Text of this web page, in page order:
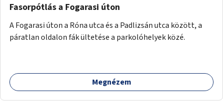
Fasorpótlás a Fogarasi úton
A Fogarasi úton a Róna utca és a Padlizsán utca között, a
páratlan oldalon fák ültetése a parkolóhelyek közé.
Megnézem